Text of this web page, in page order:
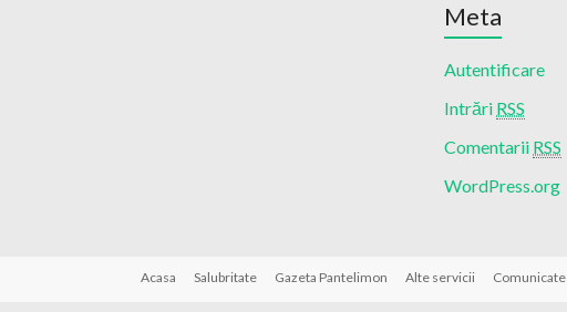
Meta
Autentificare
Intrări RSS
Comentarii RSS
WordPress.org
Acasa Salubritate Gazeta Pantelimon Alte servicii Comunicate